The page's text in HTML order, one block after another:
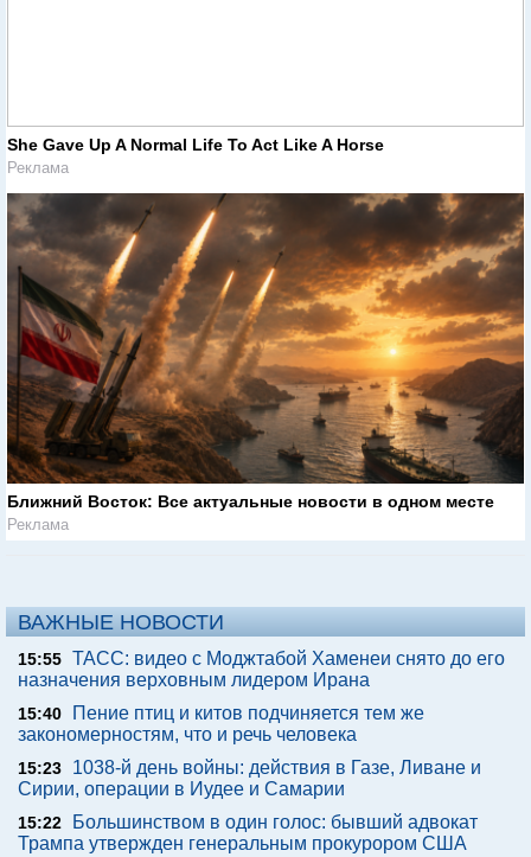
She Gave Up A Normal Life To Act Like A Horse
Реклама
Ближний Восток: Все актуальные новости в одном месте
Реклама
ВАЖНЫЕ НОВОСТИ
15:55 ТАСС: видео с Моджтабой Хаменеи снято до его
назначения верховным лидером Ирана
15:40
Пение птиц и китов подчиняется тем же
закономерностям, что и речь человека
15:23
1038-й день войны: действия в Газе, Ливане и
Сирии, операции в Иудее и Самарии
15:22
Большинством в один голос: бывший адвокат
Трампа утвержден генеральным прокурором США